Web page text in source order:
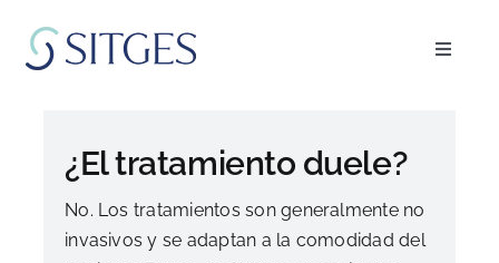
contenido
Toggle
Especialidades
¿El tratamiento duele?
No. Los tratamientos son generalmente no
invasivos y se adaptan a la comodidad del